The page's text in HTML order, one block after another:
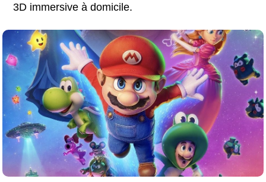
3D immersive à domicile.